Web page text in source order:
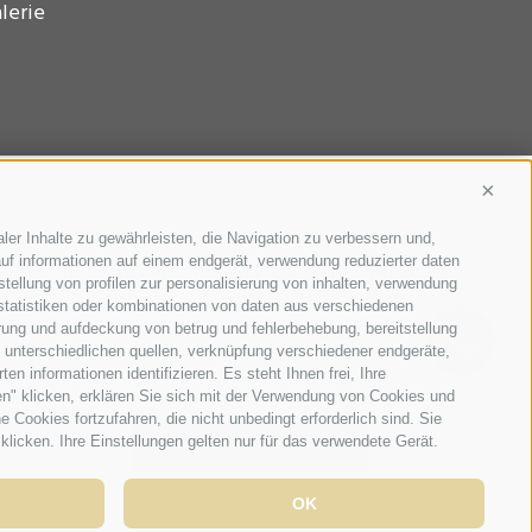
Inhalte zu gewährleisten, die Navigation zu verbessern und,
informationen auf einem endgerät, verwendung reduzierter daten
von profilen zur personalisierung von inhalten, verwendung
oder kombinationen von daten aus verschiedenen
und aufdeckung von betrug und fehlerbehebung, bereitstellung
quellen, verknüpfung verschiedener endgeräte,
informationen identifizieren. Es steht Ihnen frei, Ihre
klicken, erklären Sie sich mit der Verwendung von Cookies und
Cookies fortzufahren, die nicht unbedingt erforderlich sind. Sie
Ihre Einstellungen gelten nur für das verwendete Gerät.
OK
ANFRAGEN
ONLINE BUCHEN
Impressum Sitemap Newsletter
Newsletter abbestellen
Cookie-Richtlinie
Privacy
Cookie Präferenzen
UID: IT01474100219